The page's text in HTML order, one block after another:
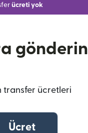
ücreti yok
gönderin
transfer ücretleri
Ücret